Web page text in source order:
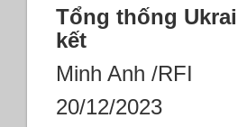
Tổng thống
kết
Minh Anh /RFI
20/12/2023